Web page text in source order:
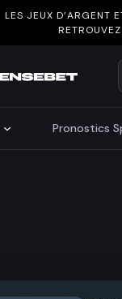
LES JEUX D’ARGENT
Pronostics